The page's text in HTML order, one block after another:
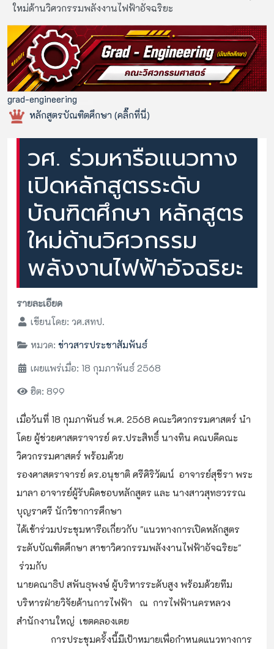
ใหม่ด้านวิศวกรรมพลังงานไฟฟ้าอัจฉริยะ
grad-engineering
หลักสูตรบัณฑิตศึกษา (คลิ๊กที่นี่)
วศ. ร่วมหารือแนวทาง
เปิดหลักสูตรระดับ
บัณฑิตศึกษา หลักสูตร
ใหม่ด้านวิศวกรรม
พลังงานไฟฟ้าอัจฉริยะ
รายละเอียด
เขียนโดย: วศ.สทป.
หมวด: ข่าวสารประชาสัมพันธ์
เผยแพร่เมื่อ: 18 กุมภาพันธ์ 2568
ฮิต: 899
เมื่อวันที่ 18 กุมภาพันธ์ พ.ศ. 2568 คณะวิศวกรรมศาสตร์ นำ
โดย ผู้ช่วยศาสตราจารย์ ดร.ประสิทธิ์ นางทิน คณบดีคณะ
วิศวกรรมศาสตร์ พร้อมด้วย
รองศาสตราจารย์ ดร.อนุชาติ ศรีศิริวัฒน์ อาจารย์สุชีรา พระ
มาลา อาจารย์ผู้รับผิดชอบหลักสูตร และ นางสาวสุทธวรรณ
บุญราศรี นักวิชาการศึกษา
ได้เข้าร่วมประชุมหารือเกี่ยวกับ "แนวทางการเปิดหลักสูตร
ระดับบัณฑิตศึกษา สาขาวิศวกรรมพลังงานไฟฟ้าอัจฉริยะ"
ร่วมกับ
นายคณาธิป สพันธุพงษ์ ผู้บริหารระดับสูง พร้อมด้วยทีม
บริหารฝ่ายวิจัยด้านการไฟฟ้า ณ การไฟฟ้านครหลวง
สำนักงานใหญ่ เขตคลองเตย
การประชุมครั้งนี้มีเป้าหมายเพื่อกำหนดแนวทางการ